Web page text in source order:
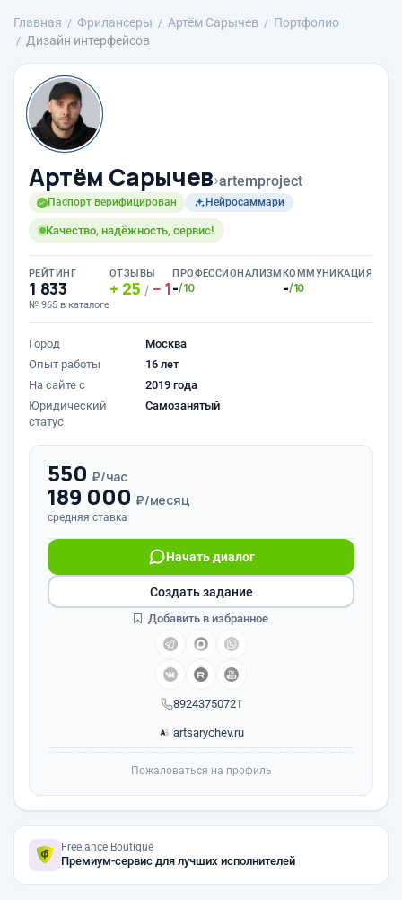
Главная Фрилансеры Артём Сарычев
Портфолио
Дизайн интерфейсов
Артём Сарычев›artemproject
Паспорт верифицирован Нейросаммари
Качество, надёжность, сервис!
РЕЙТИНГ
1 833
№ 965 в каталоге
ОТЗЫВЫ
25 / 1
ПРОФЕССИОНАЛИЗМ
-/10
КОММУНИКАЦИЯ
-/10
Город
Москва
Опыт работы
16 лет
На сайте с
2019 года
Юридический
статус
Самозанятый
550 ₽/час
189 000 ₽/месяц
средняя ставка
89243750721
Начать диалог
artsarychev.ru
Создать задание
Добавить в избранное
Пожаловаться на профиль
Freelance.Boutique
Премиум-сервис для лучших исполнителей